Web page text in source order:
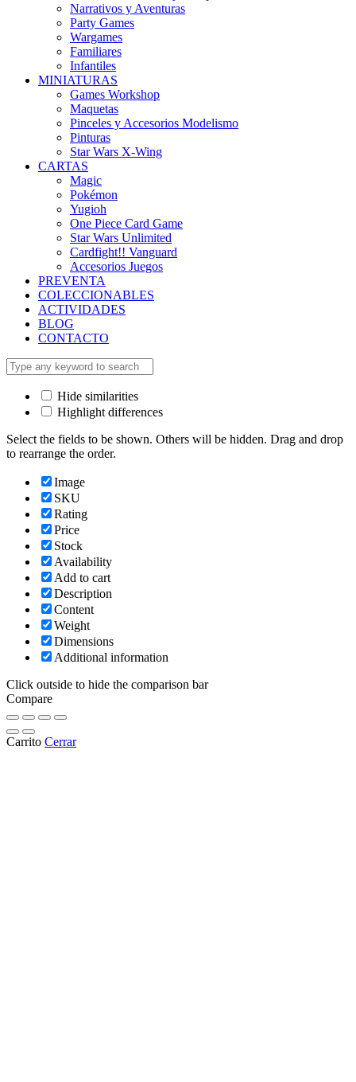
Narrativos y Aventuras
Party Games
Wargames
Familiares
Infantiles
MINIATURAS
Games Workshop
Maquetas
Pinceles y Accesorios Modelismo
Pinturas
Star Wars X-Wing
CARTAS
Magic
Pokémon
Yugioh
One Piece Card Game
Star Wars Unlimited
Cardfight!! Vanguard
Accesorios Juegos
PREVENTA
COLECCIONABLES
ACTIVIDADES
BLOG
CONTACTO
Hide similarities
Highlight differences
Select the fields to be shown. Others will be hidden. Drag and drop
to rearrange the order.
Image
SKU
Rating
Price
Stock
Availability
Add to cart
Description
Content
Weight
Dimensions
Additional information
Click outside to hide the comparison bar
Compare
Carrito Cerrar